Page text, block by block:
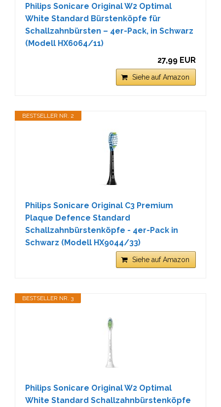
Philips Sonicare Original W2 Optimal
White Standard Bürstenköpfe für
Schallzahnbürsten – 4er-Pack, in Schwarz
(Modell HX6064/11)
27,99 EUR
Siehe auf Amazon
BESTSELLER NR. 2
Philips Sonicare Original C3 Premium
Plaque Defence Standard
Schallzahnbürstenköpfe - 4er-Pack in
Schwarz (Modell HX9044/33)
Siehe auf Amazon
BESTSELLER NR. 3
Philips Sonicare Original W2 Optimal
White Standard Schallzahnbürstenköpfe